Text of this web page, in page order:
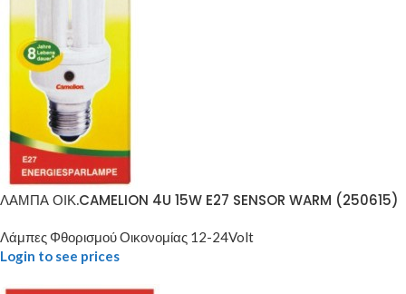
ΛΑΜΠΑ ΟΙΚ.CAMELION 4U 15W E27 SENSOR WARM (250615)
Λάμπες Φθορισμού Οικονομίας 12-24Volt
Login to see prices